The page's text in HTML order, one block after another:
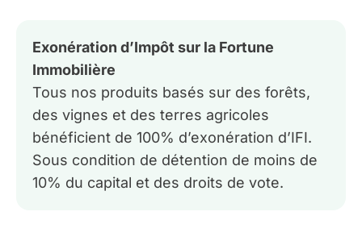
Exonération d’Impôt sur la Fortune
Immobilière
Tous nos produits basés sur des forêts,
des vignes et des terres agricoles
bénéficient de 100% d’exonération d’IFI.
Sous condition de détention de moins de
10% du capital et des droits de vote.